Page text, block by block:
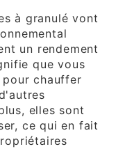
à granulé vont
un rendement
que vous
chauffer
elles sont
ce qui en fait